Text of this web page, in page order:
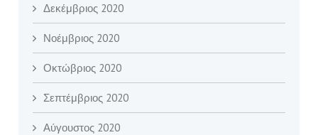
Δεκέμβριος 2020
Νοέμβριος 2020
Οκτώβριος 2020
Σεπτέμβριος 2020
Αύγουστος 2020